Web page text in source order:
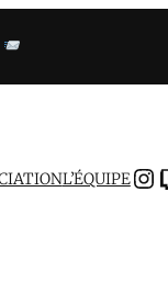
L’ÉQUIPEINSTAGRAM